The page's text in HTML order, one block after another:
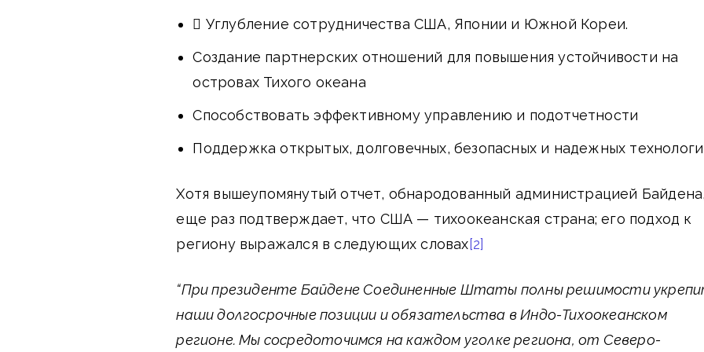
 Углубление сотрудничества США, Японии и Южной Кореи.
Создание партнерских отношений для повышения устойчивости на
островах Тихого океана
Способствовать эффективному управлению и подотчетности
Поддержка открытых, долговечных, безопасных и надежных
Хотя вышеупомянутый отчет, обнародованный администрацией Байдена,
еще раз подтверждает, что США — тихоокеанская страна; его подход к
региону выражался в следующих словах[2]
“При президенте Байдене Соединенные Штаты полны решимости
наши долгосрочные позиции и обязательства в Индо-Тихоокеанском
регионе. Мы сосредоточимся на каждом уголке региона, от Северо-